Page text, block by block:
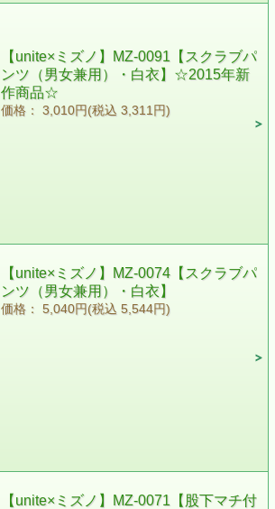
【unite×ミズノ】MZ-0091【スクラブパ
ンツ（男女兼用）・白衣】☆2015年新
作商品☆
価格： 3,010円(税込 3,311円)
【unite×ミズノ】MZ-0074【スクラブパ
ンツ（男女兼用）・白衣】
価格： 5,040円(税込 5,544円)
【unite×ミズノ】MZ-0071【股下マチ付